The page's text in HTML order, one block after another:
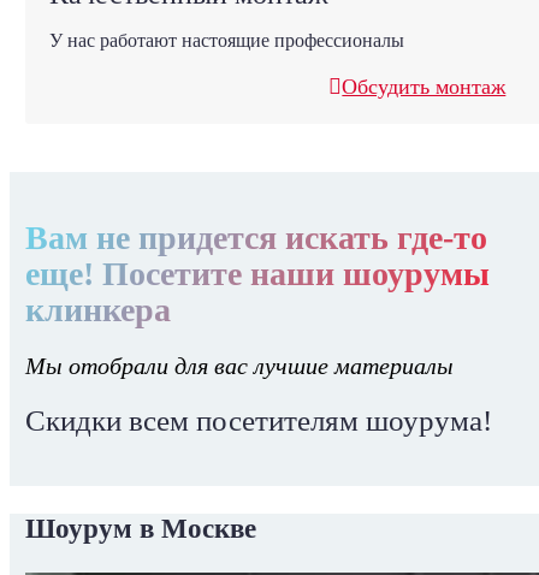
У нас работают настоящие профессионалы
Обсудить монтаж
Вам не придется искать где-то
еще! Посетите наши шоурумы
клинкера
Мы отобрали для вас лучшие материалы
Скидки всем посетителям шоурума!
Шоурум в Москве